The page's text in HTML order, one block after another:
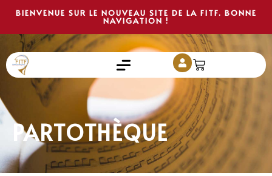
BIENVENUE SUR LE NOUVEAU SITE DE LA FITF. BONNE
NAVIGATION !
PARTOTHÈQUE